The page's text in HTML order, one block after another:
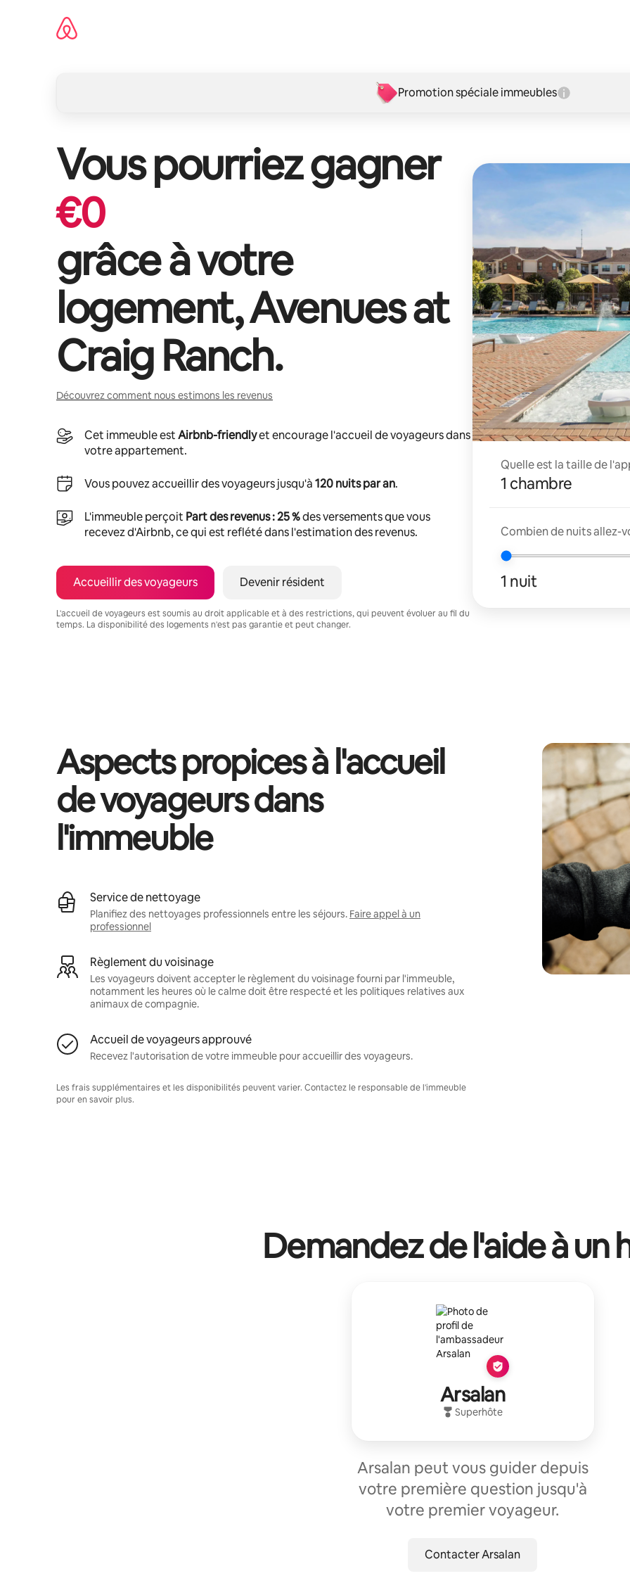
Promotion spéciale immeubles
Vous pourriez gagner
€0
grâce à votre
logement,Avenues at
Craig Ranch.
Découvrez comment nous estimons les revenus
Cet immeuble estAirbnb-friendlyet encourage l'accueil de voyageurs dans
votre appartement.
Vous pouvez accueillir des voyageurs jusqu'à120 nuits par an.
L'immeuble perçoit Part des revenus : 25 %des versements que vous
recevez d'Airbnb, ce qui est reflété dans l'estimation des revenus.
Accueillir des voyageurs Devenir résident
L'accueil de voyageurs est soumis au droit applicable et à des restrictions, qui peuvent évoluer au fil du
temps. La disponibilité des logements n'est pas garantie et peut changer.
Quelle est la taille de
1 chambre
Combien de nuits allez-
1 nuit
Aspects propices à l'accueil
de voyageurs dans
l'immeuble
Service de nettoyage
Planifiez des nettoyages professionnels entre les séjours. Faire appel à un
professionnel
Règlement du voisinage
Les voyageurs doivent accepter le règlement du voisinage fourni par l'immeuble,
notamment les heures où le calme doit être respecté et les politiques relatives aux
animaux de compagnie.
Accueil de voyageurs approuvé
Recevez l'autorisation de votre immeuble pour accueillir des voyageurs.
Les frais supplémentaires et les disponibilités peuvent varier. Contactez le responsable de l'immeuble
pour en savoir plus.
Demandez de l'aide à un
Arsalan
Superhôte
Arsalan peut vous guider depuis
votre première question jusqu'à
votre premier voyageur.
Contacter Arsalan